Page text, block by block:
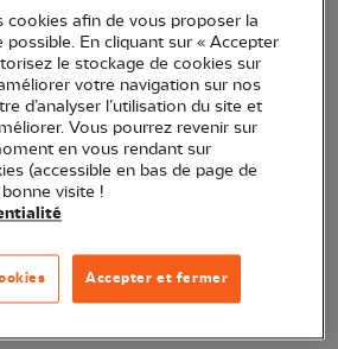
espèces très différentes...
de lieu de reproduction.
cookies afin de vous proposer la
possible. En cliquant sur « Accepter
le stockage de cookies sur
votre navigation sur nos
d’analyser l’utilisation du site et
Vous pourrez revenir sur
en vous rendant sur
(accessible en bas de page de
visite !
Accepter et fermer